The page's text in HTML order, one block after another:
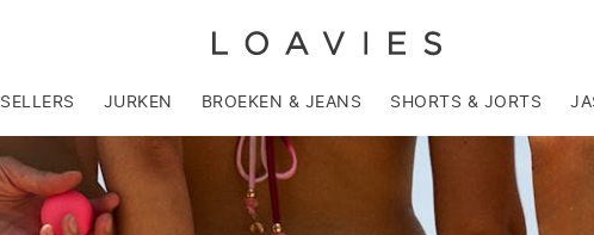
JURKEN BROEKEN & JEANS SHORTS & JORTS